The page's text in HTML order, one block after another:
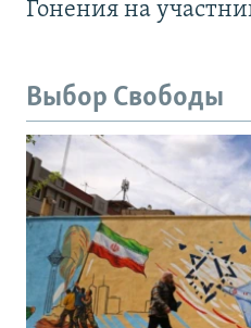
Гонения на
Выбор Свободы